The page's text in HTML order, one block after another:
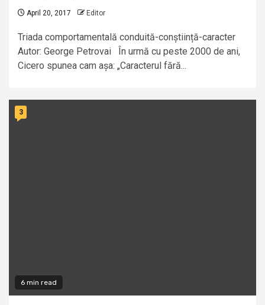
April 20, 2017 Editor
Triada comportamentală conduită-conștiință-caracter
Autor: George Petrovai În urmă cu peste 2000 de ani,
Cicero spunea cam așa: „Caracterul fără...
6 min read
3